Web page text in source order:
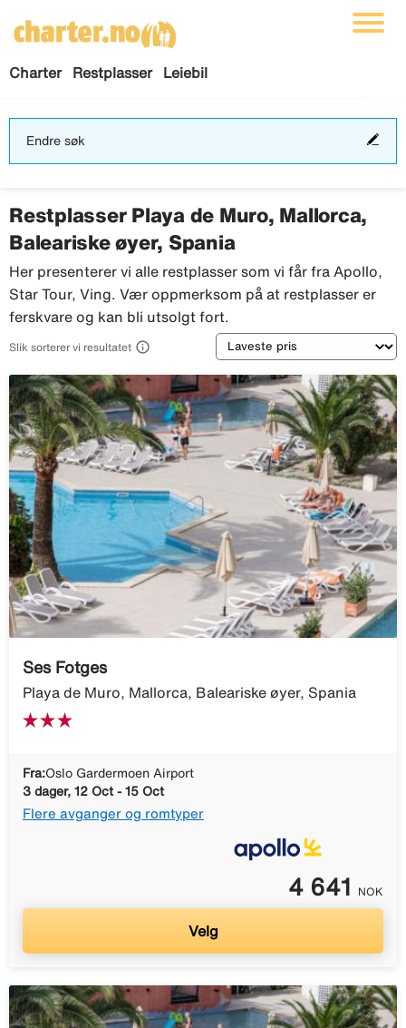
Charter Restplasser Leiebil
Endre søk
Restplasser Playa de Muro, Mallorca,
Baleariske øyer, Spania
Her presenterer vi alle restplasser som vi får fra Apollo,
Star Tour, Ving. Vær oppmerksom på at restplasser er
ferskvare og kan bli utsolgt fort.
Slik sorterer vi resultatet  Sortering
Ses Fotges
Playa de Muro, Mallorca, Baleariske øyer, Spania
Fra:Oslo Gardermoen Airport
3 dager, 12 Oct - 15 Oct
Flere avganger og romtyper
4 641 NOK
Velg